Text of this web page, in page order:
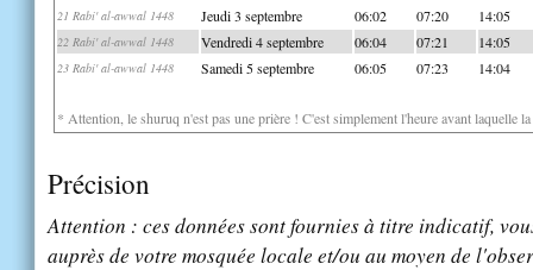
21 Rabi' al-awwal 1448 Jeudi 3 septembre 06:02 07:20 14:05
22 Rabi' al-awwal 1448 Vendredi 4 septembre 06:04 07:21 14:05
23 Rabi' al-awwal 1448 Samedi 5 septembre 06:05 07:23 14:04
* Attention, le shuruq n'est pas une prière ! C'est simplement l'heure avant laquelle
Précision
Attention : ces données sont fournies à titre indicatif,
auprès de votre mosquée locale et/ou au moyen de